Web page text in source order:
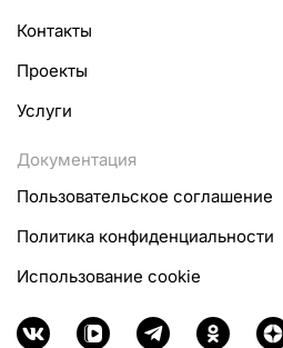
Контакты
Проекты
Услуги
Документация
Пользовательское соглашение
Политика конфиденциальности
Использование cookie